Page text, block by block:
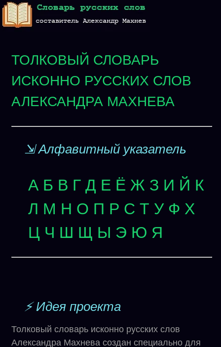
ТОЛКОВЫЙ СЛОВАРЬ
ИСКОННО РУССКИХ СЛОВ
АЛЕКСАНДРА МАХНЕВА
⇲ Алфавитный указатель
А Б В Г Д Е Ё Ж З И Й К
Л М Н О П Р С Т У Ф Х
Ц Ч Ш Щ Ы Э Ю Я
⚡ Идея проекта
Толковый словарь исконно русских слов
Александра Махнева создан специально для